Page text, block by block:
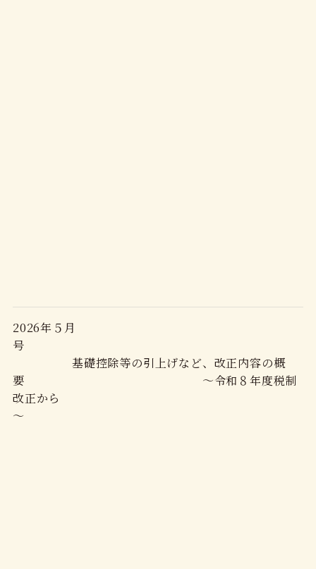
2026年５月
号
基礎控除等の引上げなど、改正内容の概
要 ～令和８年度税制
改正から
～